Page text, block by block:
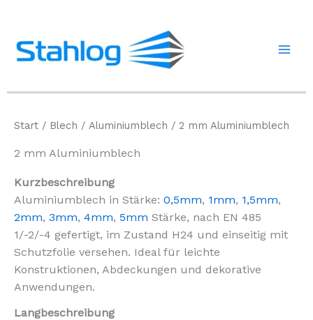
springen
Start / Blech / Aluminiumblech / 2 mm Aluminiumblech
2 mm Aluminiumblech
Kurzbeschreibung
Aluminiumblech in Stärke: 0,5mm, 1mm, 1,5mm,
2mm, 3mm, 4mm, 5mm Stärke, nach EN 485
1/-2/-4 gefertigt, im Zustand H24 und einseitig mit
Schutzfolie versehen. Ideal für leichte
Konstruktionen, Abdeckungen und dekorative
Anwendungen.
Langbeschreibung